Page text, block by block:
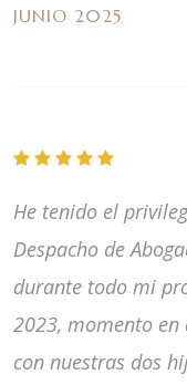
JUNIO 2025
He tenido el
Despacho de
durante todo mi
2023, momento en
con nuestras dos